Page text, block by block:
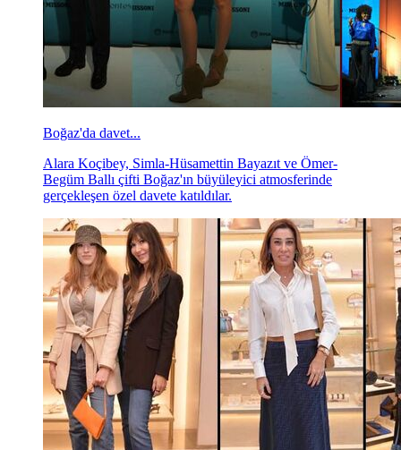
Boğaz'da davet...
Alara Koçibey, Simla-Hüsamettin Bayazıt ve Ömer-
Begüm Ballı çifti Boğaz'ın büyüleyici atmosferinde
gerçekleşen özel davete katıldılar.